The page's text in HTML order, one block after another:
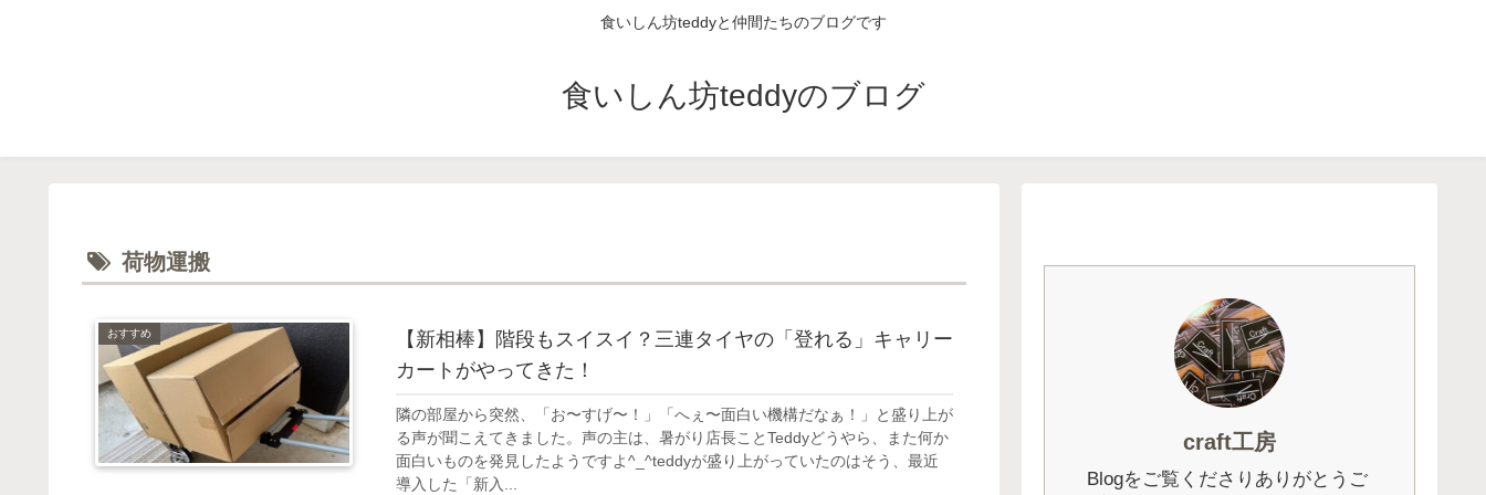
食いしん坊teddyと仲間たちのブログです
食いしん坊teddyのブログ
荷物運搬
おすすめ
【新相棒】階段もスイスイ？三連タイヤの「登れる」キャリー
カートがやってきた！
隣の部屋から突然、「お〜すげ〜！」「へぇ〜面白い機構だなぁ！」と盛り上が
る声が聞こえてきました。声の主は、暑がり店長ことTeddyどうやら、また何か
面白いものを発見したようですよ^_^teddyが盛り上がっていたのはそう、最近
導入した「新入...
craft工房
Blogをご覧くださりありがとうご